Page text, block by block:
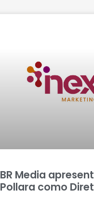
BR Media
Pollara como